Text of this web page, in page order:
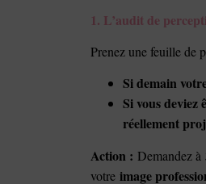
1. L’audit de
Prenez une feuille de
Si demain
Si vous deviez
réellement
Action : Demandez à
votre image